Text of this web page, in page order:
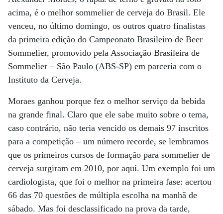
acima, é o melhor sommelier de cerveja do Brasil. Ele
venceu, no último domingo, os outros quatro finalistas
da primeira edição do Campeonato Brasileiro de Beer
Sommelier, promovido pela Associação Brasileira de
Sommelier – São Paulo (ABS-SP) em parceria com o
Instituto da Cerveja.
Moraes ganhou porque fez o melhor serviço da bebida
na grande final. Claro que ele sabe muito sobre o tema,
caso contrário, não teria vencido os demais 97 inscritos
para a competição – um número recorde, se lembramos
que os primeiros cursos de formação para sommelier de
cerveja surgiram em 2010, por aqui. Um exemplo foi um
cardiologista, que foi o melhor na primeira fase: acertou
66 das 70 questões de múltipla escolha na manhã de
sábado. Mas foi desclassificado na prova da tarde,